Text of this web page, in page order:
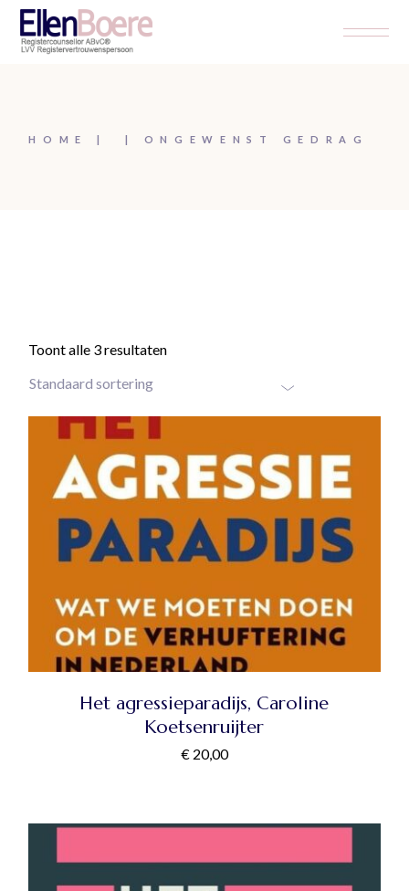
Skip
content
HOME ONGEWENST GEDRAG
Toont alle 3 resultaten
Standaard sortering
Het agressieparadijs, Caroline
Koetsenruijter
€20,00